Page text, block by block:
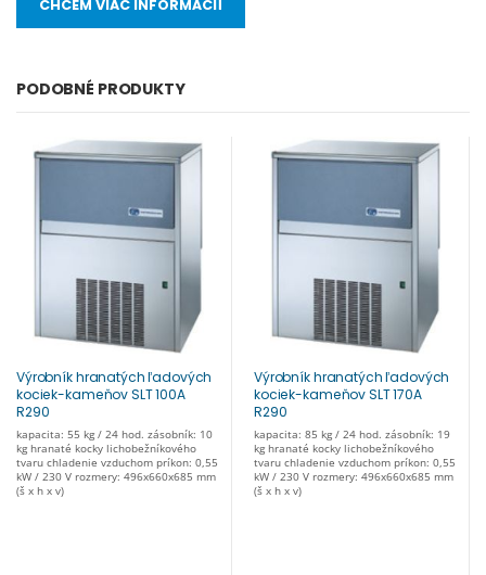
CHCEM VIAC INFORMÁCIÍ
PODOBNÉ PRODUKTY
Výrobník hranatých ľadových
kociek-kameňov SLT 100A
R290
kapacita: 55 kg / 24 hod. zásobník: 10
kg hranaté kocky lichobežníkového
tvaru chladenie vzduchom príkon: 0,55
kW / 230 V rozmery: 496x660x685 mm
(š x h x v)
Výrobník hranatých ľadových
kociek-kameňov SLT 170A
R290
kapacita: 85 kg / 24 hod. zásobník: 19
kg hranaté kocky lichobežníkového
tvaru chladenie vzduchom príkon: 0,55
kW / 230 V rozmery: 496x660x685 mm
(š x h x v)